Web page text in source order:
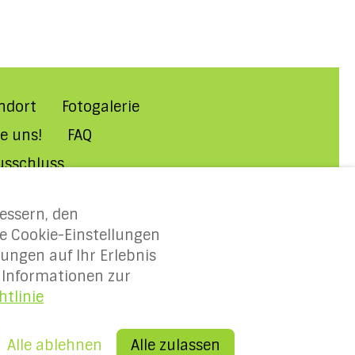
Fotogalerie
uns!
FAQ
den
Cookie-Einstellungen
auf Ihr Erlebnis
Informationen zur
Alle ablehnen Alle zulassen